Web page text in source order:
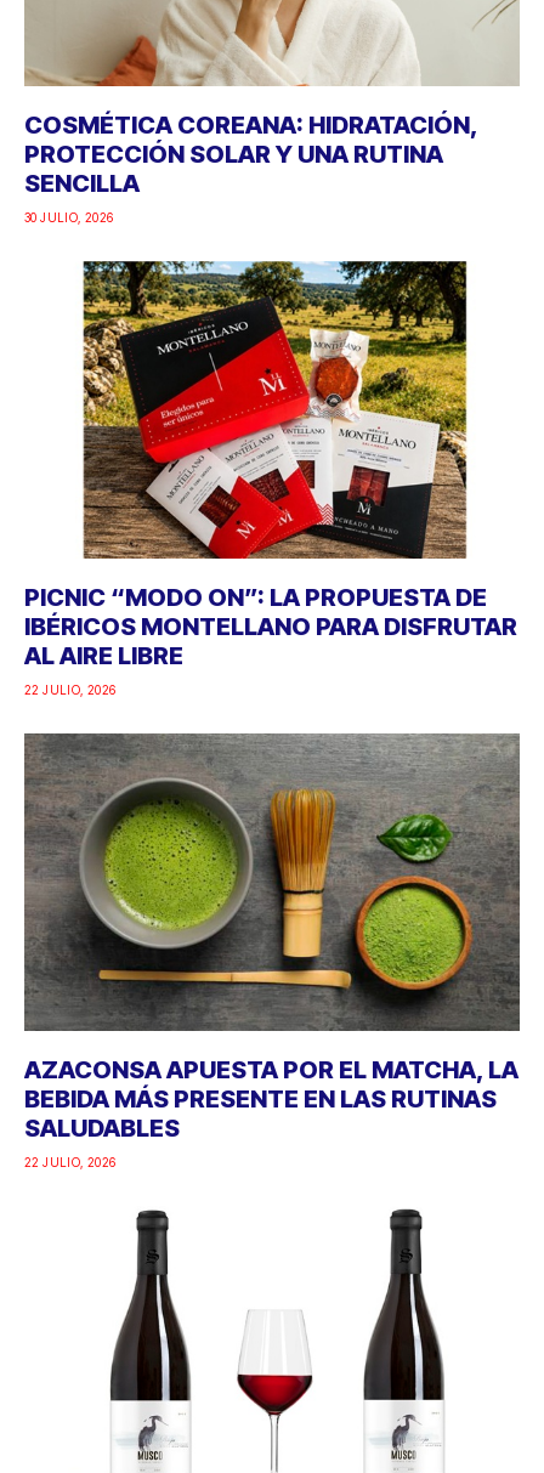
COSMÉTICA COREANA: HIDRATACIÓN,
PROTECCIÓN SOLAR Y UNA RUTINA
SENCILLA
30 JULIO, 2026
PICNIC “MODO ON”: LA PROPUESTA DE
IBÉRICOS MONTELLANO PARA DISFRUTAR
AL AIRE LIBRE
22 JULIO, 2026
AZACONSA APUESTA POR EL MATCHA, LA
BEBIDA MÁS PRESENTE EN LAS RUTINAS
SALUDABLES
22 JULIO, 2026